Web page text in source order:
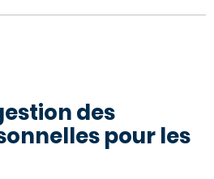
des
pour les